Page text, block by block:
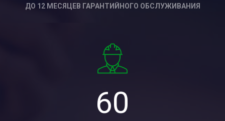
ДО 12 МЕСЯЦЕВ ГАРАНТИЙНОГО ОБСЛУЖИВАНИЯ
60